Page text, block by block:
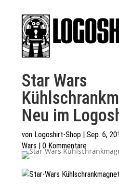
Star Wars
Neu im
von Logoshirt-Shop| Sep. 6,
Wars | 0 Kommentare